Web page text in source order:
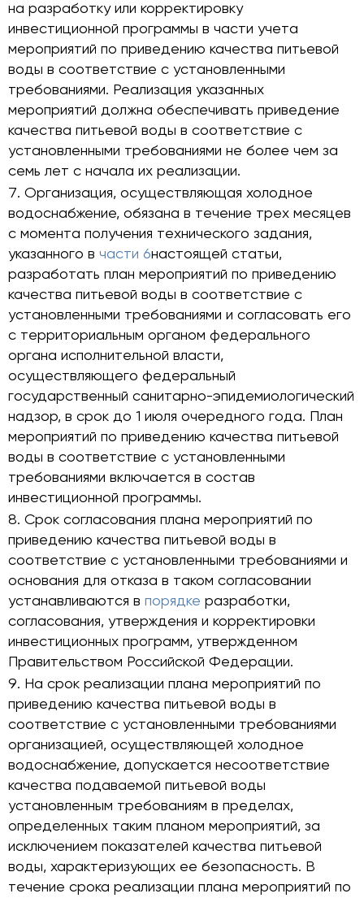
на разработку или корректировку
инвестиционной программы в части учета
мероприятий по приведению качества питьевой
воды в соответствие с установленными
требованиями. Реализация указанных
мероприятий должна обеспечивать приведение
качества питьевой воды в соответствие с
установленными требованиями не более чем за
семь лет с начала их реализации.
Организация, осуществляющая холодное
водоснабжение, обязана в течение трех месяцев
с момента получения технического задания,
указанного в части 6настоящей статьи,
разработать план мероприятий по приведению
качества питьевой воды в соответствие с
установленными требованиями и согласовать его
с территориальным органом федерального
органа исполнительной власти,
осуществляющего федеральный
государственный санитарно-эпидемиологический
надзор, в срок до 1 июля очередного года. План
мероприятий по приведению качества питьевой
воды в соответствие с установленными
требованиями включается в состав
инвестиционной программы.
Срок согласования плана мероприятий по
приведению качества питьевой воды в
соответствие с установленными требованиями и
основания для отказа в таком согласовании
устанавливаются в порядке разработки,
согласования, утверждения и корректировки
инвестиционных программ, утвержденном
Правительством Российской Федерации.
На срок реализации плана мероприятий по
приведению качества питьевой воды в
соответствие с установленными требованиями
организацией, осуществляющей холодное
водоснабжение, допускается несоответствие
качества подаваемой питьевой воды
установленным требованиям в пределах,
определенных таким планом мероприятий, за
исключением показателей качества питьевой
воды, характеризующих ее безопасность. В
течение срока реализации плана мероприятий по